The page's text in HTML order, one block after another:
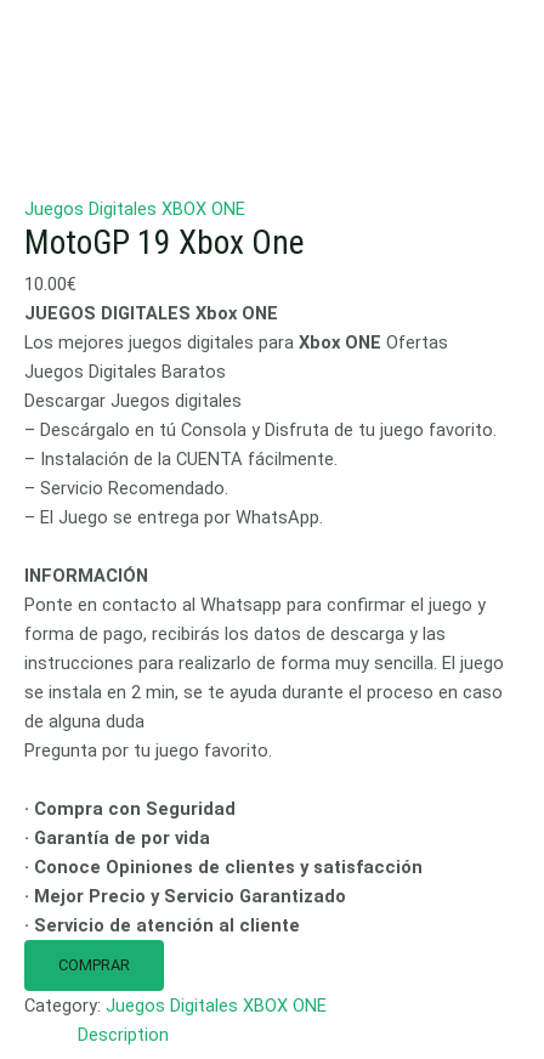
Juegos Digitales XBOX ONE
MotoGP 19 Xbox One
10.00€
JUEGOS DIGITALES Xbox ONE
Los mejores juegos digitales para Xbox ONE Ofertas
Juegos Digitales Baratos
Descargar Juegos digitales
– Descárgalo en tú Consola y Disfruta de tu juego favorito.
– Instalación de la CUENTA fácilmente.
– Servicio Recomendado.
– El Juego se entrega por WhatsApp.
INFORMACIÓN
Ponte en contacto al Whatsapp para confirmar el juego y
forma de pago, recibirás los datos de descarga y las
instrucciones para realizarlo de forma muy sencilla. El juego
se instala en 2 min, se te ayuda durante el proceso en caso
de alguna duda
Pregunta por tu juego favorito.
· Compra con Seguridad
· Garantía de por vida
· Conoce Opiniones de clientes y satisfacción
· Mejor Precio y Servicio Garantizado
· Servicio de atención al cliente
COMPRAR
Category: Juegos Digitales XBOX ONE
Description